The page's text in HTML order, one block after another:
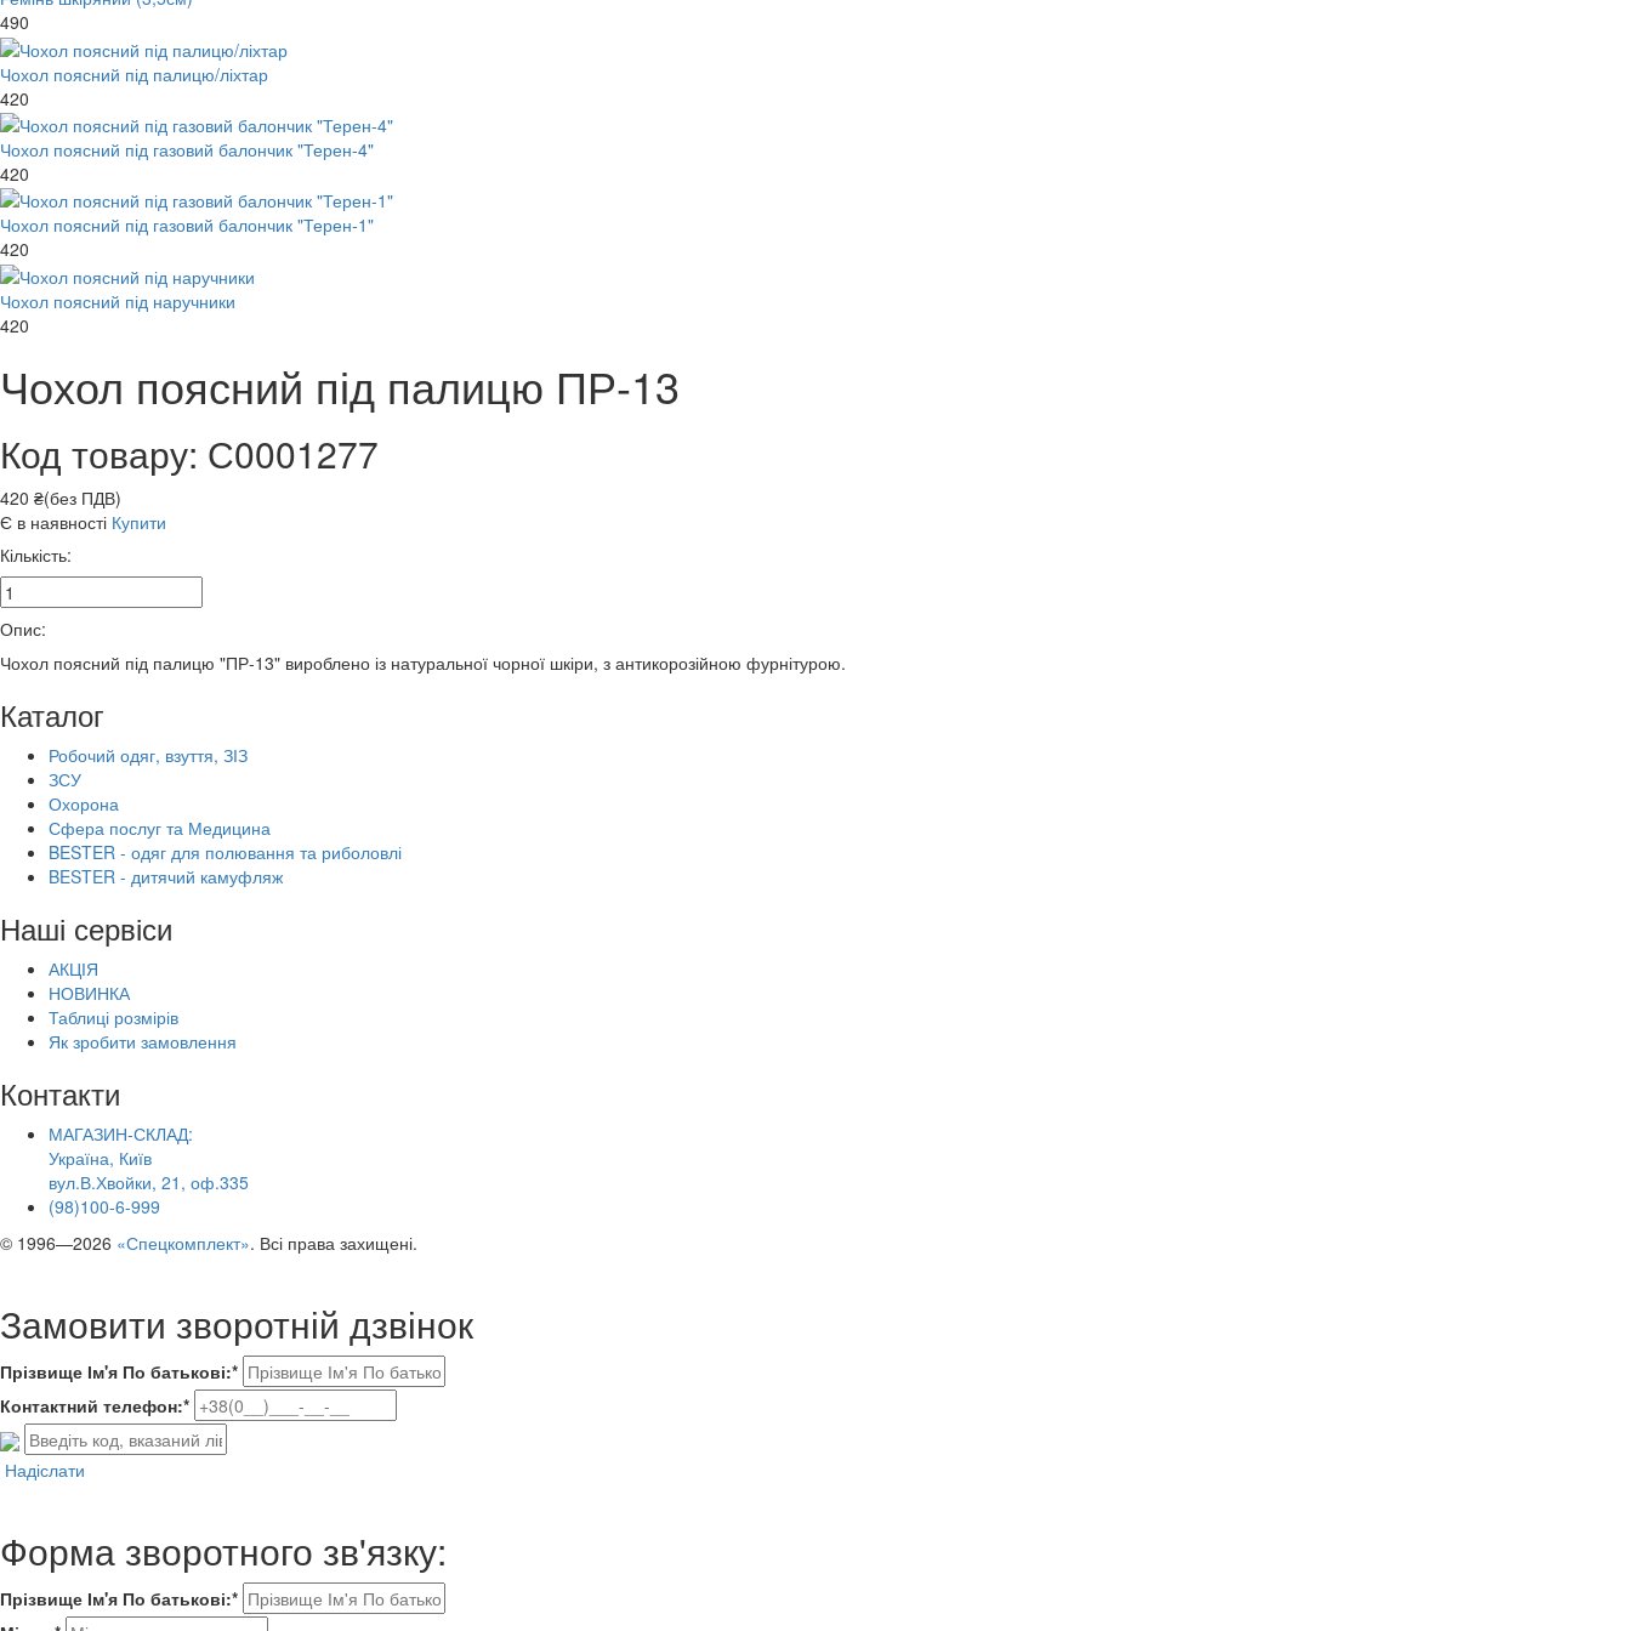
490
Чохол поясний під палицю/ліхтар
420
Чохол поясний під газовий балончик "Терен-4"
420
Чохол поясний під газовий балончик "Терен-1"
420
Чохол поясний під наручники
420
Чохол поясний під палицю ПР-13
Код товару: С0001277
420 ₴(без ПДВ)
Є в наявності Купити
Кількість:
Опис:
Чохол поясний під палицю "ПР-13" вироблено із натуральної чорної шкіри, з антикорозійною фурнітурою.
Каталог
Робочий одяг, взуття, ЗІЗ
ЗСУ
Охорона
Сфера послуг та Медицина
BESTER - одяг для полювання та риболовлі
BESTER - дитячий камуфляж
Наші сервіси
АКЦІЯ
НОВИНКА
Таблиці розмірів
Як зробити замовлення
Контакти
МАГАЗИН-СКЛАД:
Україна, Київ
вул.В.Хвойки, 21, оф.335
(98)100-6-999
© 1996—2026 «Спецкомплект». Всі права захищені.
Замовити зворотній дзвінок
Прізвище Ім'я По батькові:*
Контактний телефон:*
Надіслати
Форма зворотного зв'язку:
Прізвище Ім'я По батькові:*